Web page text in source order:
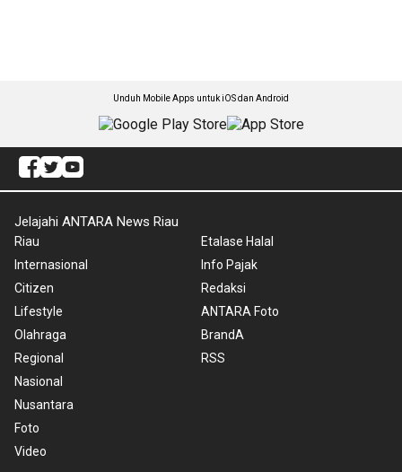
Unduh Mobile Apps untuk iOS dan Android
Jelajahi ANTARA News Riau
Riau
Internasional
Citizen
Lifestyle
Olahraga
Regional
Nasional
Nusantara
Foto
Video
Etalase Halal
Info Pajak
Redaksi
ANTARA Foto
BrandA
RSS